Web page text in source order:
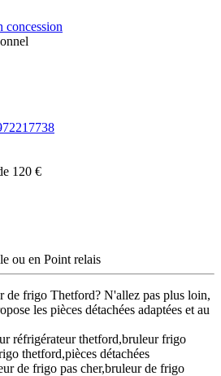
concession
120 €
ou en Point relais
de frigo Thetford? N'allez pas plus loin,
les pièces détachées adaptées et au
réfrigérateur thetford,bruleur frigo
thetford,pièces détachées
de frigo pas cher,bruleur de frigo